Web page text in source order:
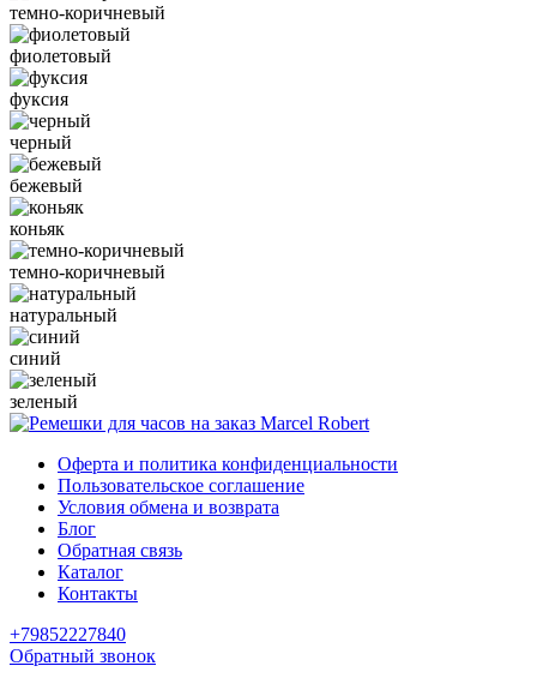
темно-коричневый
фиолетовый
фуксия
черный
бежевый
коньяк
темно-коричневый
натуральный
синий
зеленый
Оферта и политика конфиденциальности
Пользовательское соглашение
Условия обмена и возврата
Блог
Обратная связь
Каталог
Контакты
+79852227840
Обратный звонок